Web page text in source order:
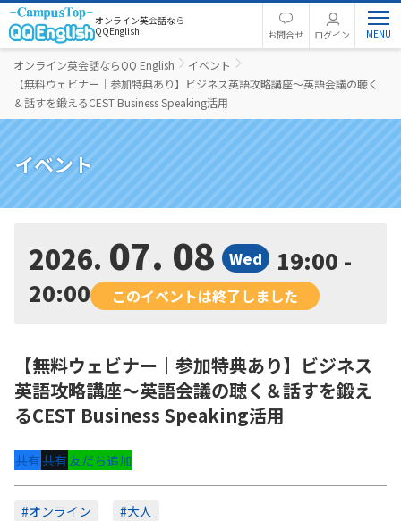
オンライン英会話なら
QQEnglish
お問合せ ログイン
オンライン英会話ならQQ English
イベント
【無料ウェビナー｜参加特典あり】ビジネス英語攻略講座〜英語会議の聴く
＆話すを鍛えるCEST Business Speaking活用
イベント
2026 07. 08 Wed
19:00 -
20:00
このイベントは終了しました
【無料ウェビナー｜参加特典あり】ビジネス
英語攻略講座〜英語会議の聴く＆話すを鍛え
るCEST Business Speaking活用
共有共有友だち追加
#オンライン #大人